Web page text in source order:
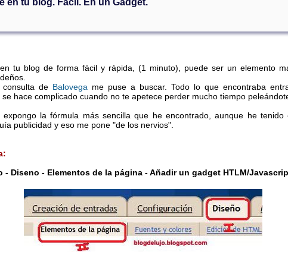
en tu blog. Fácil. En un Gadget.
tu blog de forma fácil y rápida, (1 minuto), puede ser un elemento
de Balovega me puse a buscar. Todo lo que encontraba
se hace complicado cuando no te apetece perder mucho tiempo
expongo la fórmula más sencilla que he encontrado, aunque he
publicidad y eso me pone "de los nervios".
- Diseno - Elementos de la página - Añadir un gadget HTLM/